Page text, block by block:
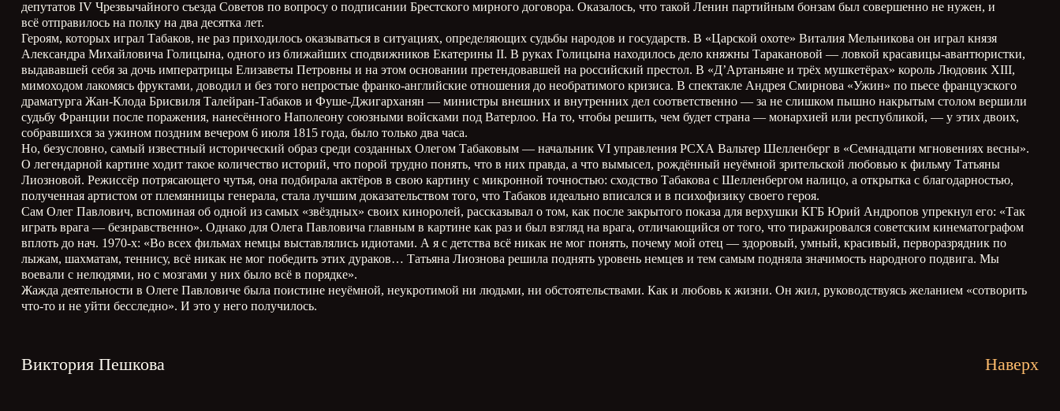
депутатов IV Чрезвычайного съезда Советов по вопросу о подписании Брестского мирного договора. Оказалось, что такой Ленин партийным бонзам был совершенно не нужен, и
всё отправилось на полку на два десятка лет.
Героям, которых играл Табаков, не раз приходилось оказываться в ситуациях, определяющих судьбы народов и государств. В «Царской охоте» Виталия Мельникова он играл князя
Александра Михайловича Голицына, одного из ближайших сподвижников Екатерины II. В руках Голицына находилось дело княжны Таракановой — ловкой красавицы-авантюристки,
выдававшей себя за дочь императрицы Елизаветы Петровны и на этом основании претендовавшей на российский престол. В «Д’Артаньяне и трёх мушкетёрах» король Людовик XIII,
мимоходом лакомясь фруктами, доводил и без того непростые франко-английские отношения до необратимого кризиса. В спектакле Андрея Смирнова «Ужин» по пьесе французского
драматурга Жан-Клода Брисвиля Талейран-Табаков и Фуше-Джигарханян — министры внешних и внутренних дел соответственно — за не слишком пышно накрытым столом вершили
судьбу Франции после поражения, нанесённого Наполеону союзными войсками под Ватерлоо. На то, чтобы решить, чем будет страна — монархией или республикой, — у этих двоих,
собравшихся за ужином поздним вечером 6 июля 1815 года, было только два часа.
Но, безусловно, самый известный исторический образ среди созданных Олегом Табаковым — начальник VI управления РСХА Вальтер Шелленберг в «Семнадцати мгновениях весны».
О легендарной картине ходит такое количество историй, что порой трудно понять, что в них правда, а что вымысел, рождённый неуёмной зрительской любовью к фильму Татьяны
Лиозновой. Режиссёр потрясающего чутья, она подбирала актёров в свою картину с микронной точностью: сходство Табакова с Шелленбергом налицо, а открытка с благодарностью,
полученная артистом от племянницы генерала, стала лучшим доказательством того, что Табаков идеально вписался и в психофизику своего героя.
Сам Олег Павлович, вспоминая об одной из самых «звёздных» своих киноролей, рассказывал о том, как после закрытого показа для верхушки КГБ Юрий Андропов упрекнул его: «Так
играть врага — безнравственно». Однако для Олега Павловича главным в картине как раз и был взгляд на врага, отличающийся от того, что тиражировался советским кинематографом
вплоть до нач. 1970-х: «Во всех фильмах немцы выставлялись идиотами. А я с детства всё никак не мог понять, почему мой отец — здоровый, умный, красивый, перворазрядник по
лыжам, шахматам, теннису, всё никак не мог победить этих дураков… Татьяна Лиознова решила поднять уровень немцев и тем самым подняла значимость народного подвига. Мы
воевали с нелюдями, но с мозгами у них было всё в порядке».
Жажда деятельности в Олеге Павловиче была поистине неуёмной, неукротимой ни людьми, ни обстоятельствами. Как и любовь к жизни. Он жил, руководствуясь желанием «сотворить
что-то и не уйти бесследно». И это у него получилось.
Виктория Пешкова Наверх